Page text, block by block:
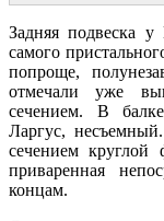
Задняя подвеска
самого
попроще,
отмечали уже
сечением. В балке
Ларгус,
сечением
приваренная
концам.